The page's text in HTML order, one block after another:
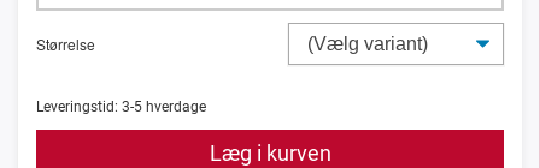
Størrelse
Leveringstid: 3-5 hverdage
Læg i kurven